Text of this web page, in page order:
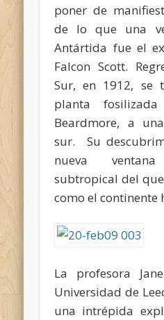
poner de
de lo que una
Antártida fue el
Falcon Scott.
Sur, en 1912, se
planta
Beardmore, a
sur. Su
nueva
subtropical del
como el continente
La profesora
Universidad de
una intrépida